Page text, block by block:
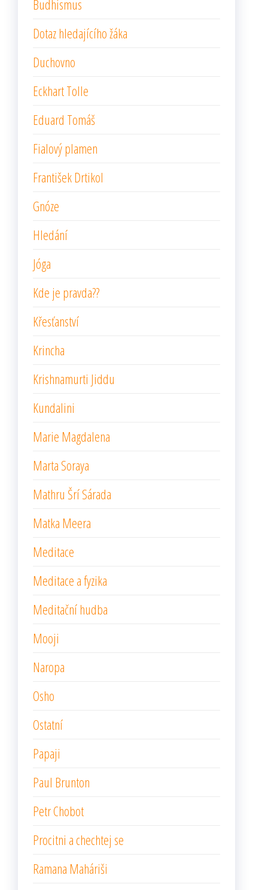
Budhismus
Dotaz hledajícího žáka
Duchovno
Eckhart Tolle
Eduard Tomáš
Fialový plamen
František Drtikol
Gnóze
Hledání
Jóga
Kde je pravda??
Křesťanství
Krincha
Krishnamurti Jiddu
Kundalini
Marie Magdalena
Marta Soraya
Mathru Šrí Sárada
Matka Meera
Meditace
Meditace a fyzika
Meditační hudba
Mooji
Naropa
Osho
Ostatní
Papaji
Paul Brunton
Petr Chobot
Procitni a chechtej se
Ramana Maháriši